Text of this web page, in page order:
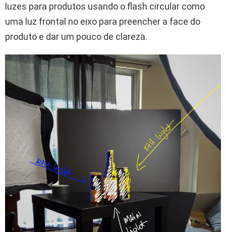
luzes para produtos usando o flash circular como
uma luz frontal no eixo para preencher a face do
produto e dar um pouco de clareza.